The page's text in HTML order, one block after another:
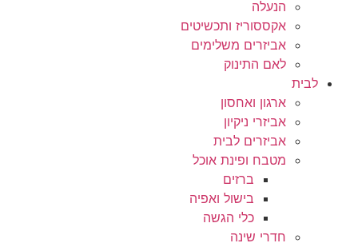
הנעלה
אקססוריז ותכשיטים
אביזרים משלימים
לאם התינוק
לבית
ארגון ואחסון
אביזרי ניקיון
אביזרים לבית
מטבח ופינת אוכל
ברזים
בישול ואפיה
כלי הגשה
חדרי שינה